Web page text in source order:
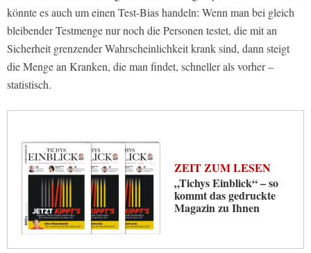
könnte es auch um einen Test-Bias handeln: Wenn man bei gleich
bleibender Testmenge nur noch die Personen testet, die mit an
Sicherheit grenzender Wahrscheinlichkeit krank sind, dann steigt
die Menge an Kranken, die man findet, schneller als vorher –
statistisch.
ZEIT ZUM LESEN
„Tichys Einblick“ – so
kommt das gedruckte
Magazin zu Ihnen